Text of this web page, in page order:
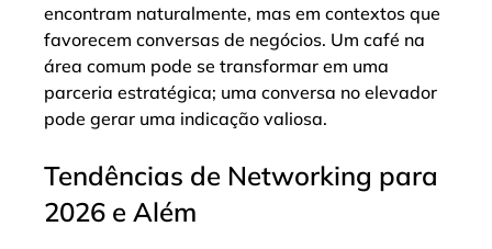
encontram naturalmente, mas em contextos que
favorecem conversas de negócios. Um café na
área comum pode se transformar em uma
parceria estratégica; uma conversa no elevador
pode gerar uma indicação valiosa.
Tendências de Networking para
2026 e Além